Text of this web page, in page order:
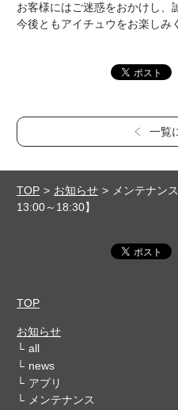
お客様にはご迷惑をおかけし、
今後ともアイチュウをお楽しみ
一覧
TOP お知らせ
メンテナン
13:00～18:30】
TOP
お知らせ
all
news
アプリ
メンテナンス